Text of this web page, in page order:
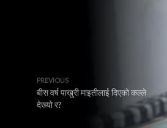
PREVIOUS
बीस वर्ष पाखुरी माइतीलाई दिएको कल्ले
देख्यो र?